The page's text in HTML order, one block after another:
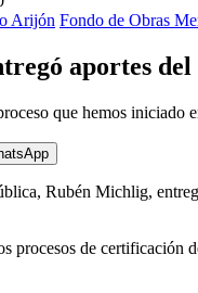
Arijón Fondo de Obras
aportes
que hemos
Rubén Michlig,
procesos de certificación